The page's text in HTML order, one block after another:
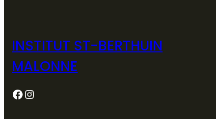
INSTITUT ST-BERTHUIN
MALONNE
Facebook Instagram